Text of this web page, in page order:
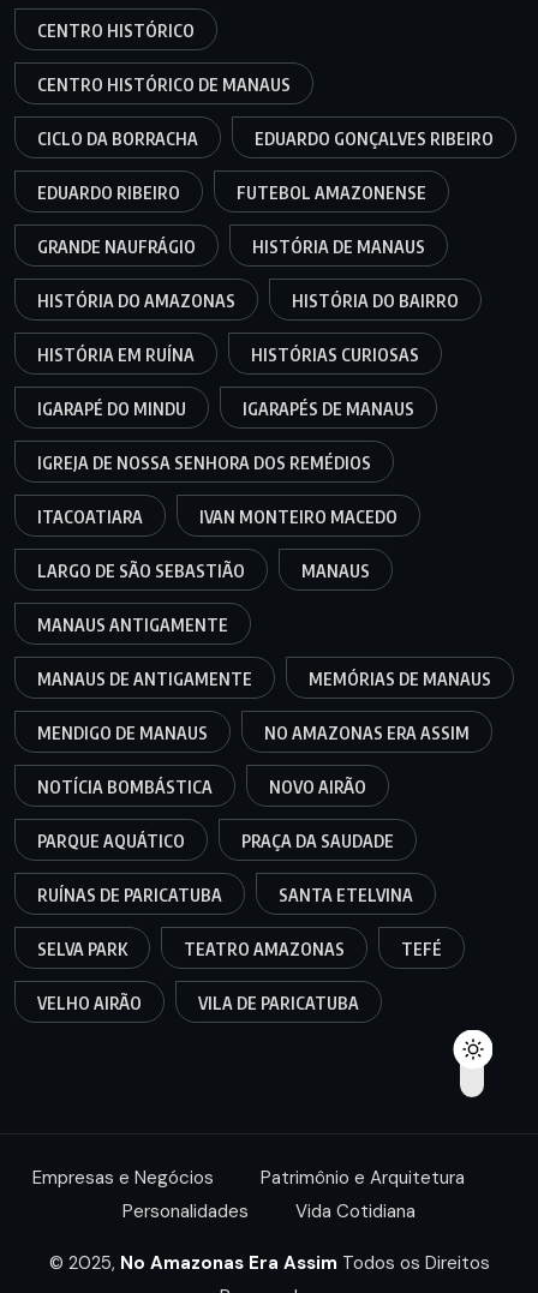
CENTRO HISTÓRICO
CENTRO HISTÓRICO DE MANAUS
CICLO DA BORRACHA EDUARDO GONÇALVES RIBEIRO
EDUARDO RIBEIRO FUTEBOL AMAZONENSE
GRANDE NAUFRÁGIO HISTÓRIA DE MANAUS
HISTÓRIA DO AMAZONAS HISTÓRIA DO BAIRRO
HISTÓRIA EM RUÍNA HISTÓRIAS CURIOSAS
IGARAPÉ DO MINDU IGARAPÉS DE MANAUS
IGREJA DE NOSSA SENHORA DOS REMÉDIOS
ITACOATIARA IVAN MONTEIRO MACEDO
LARGO DE SÃO SEBASTIÃO MANAUS
MANAUS ANTIGAMENTE
MANAUS DE ANTIGAMENTE MEMÓRIAS DE MANAUS
MENDIGO DE MANAUS NO AMAZONAS ERA ASSIM
NOTÍCIA BOMBÁSTICA NOVO AIRÃO
PARQUE AQUÁTICO PRAÇA DA SAUDADE
RUÍNAS DE PARICATUBA SANTA ETELVINA
SELVA PARK TEATRO AMAZONAS TEFÉ
VELHO AIRÃO VILA DE PARICATUBA
Empresas e Negócios
Patrimônio e Arquitetura
Personalidades
Vida Cotidiana
© 2025, No Amazonas Era Assim Todos os Direitos